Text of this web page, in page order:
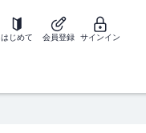
はじめて 会員登録 サインイン